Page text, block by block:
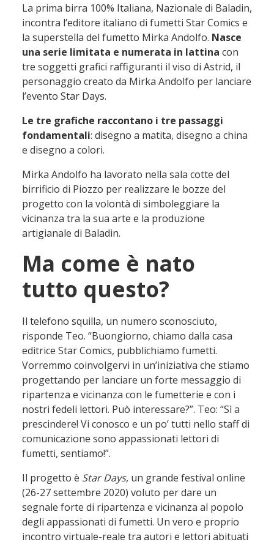
La prima birra 100% Italiana, Nazionale di Baladin,
incontra l’editore italiano di fumetti Star Comics e
la superstella del fumetto Mirka Andolfo. Nasce
una serie limitata e numerata in lattina con
tre soggetti grafici raffiguranti il viso di Astrid, il
personaggio creato da Mirka Andolfo per lanciare
l’evento Star Days.
Le tre grafiche raccontano i tre passaggi
fondamentali: disegno a matita, disegno a china
e disegno a colori.
Mirka Andolfo ha lavorato nella sala cotte del
birrificio di Piozzo per realizzare le bozze del
progetto con la volontà di simboleggiare la
vicinanza tra la sua arte e la produzione
artigianale di Baladin.
Ma come è nato
tutto questo?
Il telefono squilla, un numero sconosciuto,
risponde Teo. “Buongiorno, chiamo dalla casa
editrice Star Comics, pubblichiamo fumetti.
Vorremmo coinvolgervi in un’iniziativa che stiamo
progettando per lanciare un forte messaggio di
ripartenza e vicinanza con le fumetterie e con i
nostri fedeli lettori. Può interessare?”. Teo: “Sì a
prescindere! Vi conosco e un po’ tutti nello staff di
comunicazione sono appassionati lettori di
fumetti, sentiamo!”.
Il progetto è Star Days, un grande festival online
(26-27 settembre 2020) voluto per dare un
segnale forte di ripartenza e vicinanza al popolo
degli appassionati di fumetti. Un vero e proprio
incontro virtuale-reale tra autori e lettori abituati